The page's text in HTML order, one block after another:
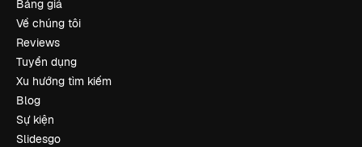
Bảng giá
Về chúng tôi
Reviews
Tuyển dụng
Xu hướng tìm kiếm
Blog
Sự kiện
Slidesgo